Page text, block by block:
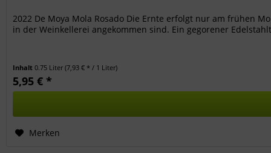
2022 De Moya Mola Rosado Die Ernte erfolgt nur am frühen
in der Weinkellerei angekommen sind. Ein gegorener
Inhalt0.75 Liter(7,93 € * / 1 Liter)
5,95 € *
Merken